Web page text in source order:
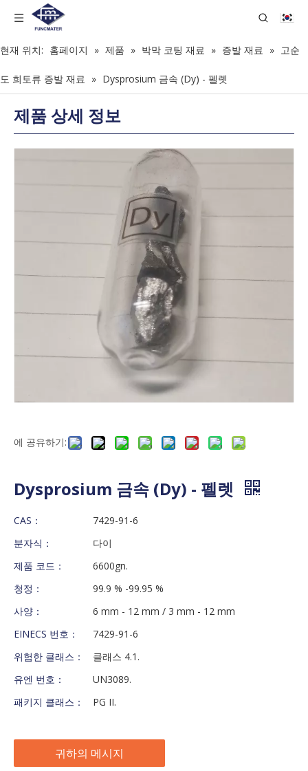
현재 위치: 홈페이지 » 제품 » 박막 코팅 재료 » 증발 재료 » 고순
도 희토류 증발 재료 » Dysprosium 금속 (Dy) - 펠렛
제품 상세 정보
에 공유하기:
Dysprosium 금속 (Dy) - 펠렛
CAS：
7429-91-6
분자식：
다이
제품 코드：
6600gn.
청정：
99.9 % -99.95 %
사양：
6 mm - 12 mm / 3 mm - 12 mm
EINECS 번호：
7429-91-6
위험한 클래스：
클래스 4.1.
유엔 번호：
UN3089.
패키지 클래스：
PG II.
귀하의 메시지